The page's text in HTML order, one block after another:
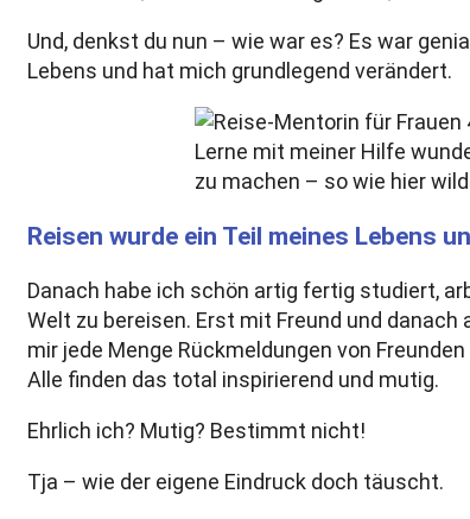
Und, denkst du nun – wie war es? Es war
Lebens und hat mich grundlegend verändert.
Lerne mit meiner Hilfe
zu machen – so wie hier
Reisen wurde ein Teil meines Lebens
Danach habe ich schön artig fertig studiert,
Welt zu bereisen. Erst mit Freund und danach
mir jede Menge Rückmeldungen von
Alle finden das total inspirierend und mutig.
Ehrlich ich? Mutig? Bestimmt nicht!
Tja – wie der eigene Eindruck doch täuscht.